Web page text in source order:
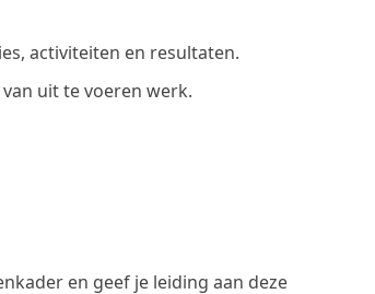
activiteiten en resultaten.
uit te voeren werk.
en geef je leiding aan deze